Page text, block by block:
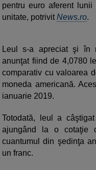
pentru euro aferent
unitate, potrivitNews.ro.
Leul s-a apreciat şi în
anunţat fiind de 4,0780
comparativ cu valoarea
moneda americană.
ianuarie 2019.
Totodată, leul a
ajungând la o cotaţie
cuantumul din şedinţa
un franc.